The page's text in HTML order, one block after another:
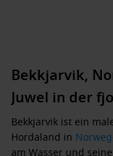
Bekkjarvik,
Juwel in der
Bekkjarvik ist ein
Hordaland in
am Wasser und